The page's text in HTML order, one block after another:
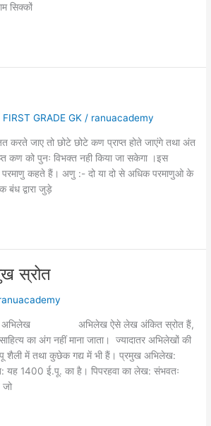
सिक्कों
FIRST GRADE GK / ranuacademy
करते जाए तो छोटे छोटे कण प्राप्त होते जाएंगे तथा अंत
कण को पुनः विभक्त नही किया जा सकेगा ।इस
परमाणु कहते हैं। अणु :- दो या दो से अधिक परमाणुओ के
बंध द्वारा जुड़े
स्रोत
अभिलेख अभिलेख ऐसे लेख अंकित स्रोत हैं,
का अंग नहीं माना जाता। ज्यादातर अभिलेखों की
शैली में तथा कुछेक गद्य में भी हैं। प्रमुख अभिलेख:
यह 1400 ई.पू. का है। पिपरहवा का लेख: संभवतः
जो